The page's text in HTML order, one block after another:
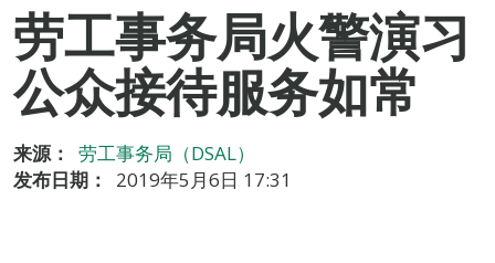
劳工事务局火警演习
公众接待服务如常
来源：
劳工事务局（DSAL）
发布日期：
2019年5月6日 17:31